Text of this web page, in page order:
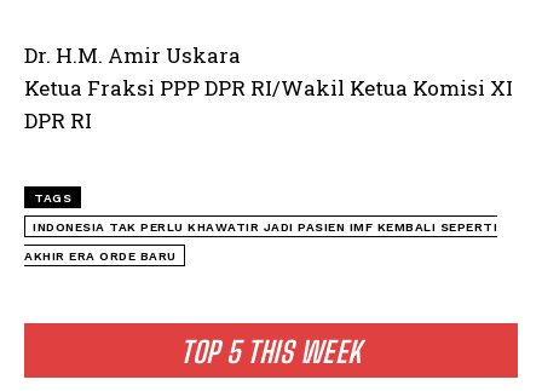
TOP 5 THIS WEEK
Dr. H.M. Amir Uskara
Ketua Fraksi PPP DPR RI/Wakil Ketua Komisi XI
DPR RI
TAGS
INDONESIA TAK PERLU KHAWATIR JADI PASIEN IMF KEMBALI SEPERTI
AKHIR ERA ORDE BARU